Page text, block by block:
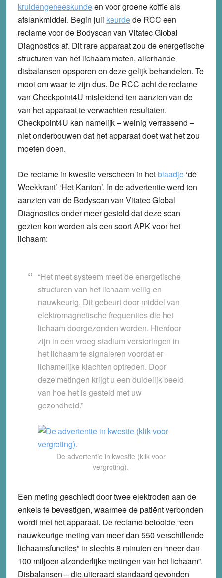
kruidengeneeskundeen voor groene koffie als
afslankmiddel. Begin juli keurdede RCC een
reclame voor de Bodyscan van Vitatec Global
Diagnostics af. Dit rare apparaat zou de energetische
structuren van het lichaam meten, allerhande
disbalansen opsporen en deze gelijk behandelen. Te
mooi om waar te zijn dus. De RCC acht de reclame
van Checkpoint4U misleidend ten aanzien van de
van het apparaat te verwachten resultaten.
Checkpoint4U kan namelijk – weinig verrassend –
niet onderbouwen dat het apparaat doet wat het zou
moeten doen.
De reclame in kwestie verscheen in het blaadje‘dé
Weekkrant’ ‘Het Kanton’. In de advertentie werd ten
aanzien van de Bodyscan van Vitatec Global
Diagnostics onder meer gesteld dat deze scan
gezien kon worden als een soort APK voor het
lichaam:
“Het meet systeem meet de energetische
structuren van het lichaam veilig en
nauwkeurig. Dit gebeurt door middel van
elektromagnetische frequenties die het
lichaam doorgezonden worden. Hierdoor
zijn in een vroeg stadium verstoringen in
het lichaam te signaleren voordat er
lichamelijke klachten optreden. Door
deze metingen krijgt u een duidelijk beeld
van hoe het is gesteld met uw
gezondheid.”
De advertentie in kwestie (klik voor
vergroting).
Een meting geschiedt door twee elektroden aan de
enkels te bevestigen, waarmee de patiënt verbonden
wordt met het apparaat. De reclame beloofde “een
nauwkeurige meting van meer dan 550 verschillende
lichaamsfuncties” in slechts 8 minuten en “meer dan
100 miljoen afzonderlijke metingen van het lichaam”.
Disbalansen – die uiteraard standaard gevonden